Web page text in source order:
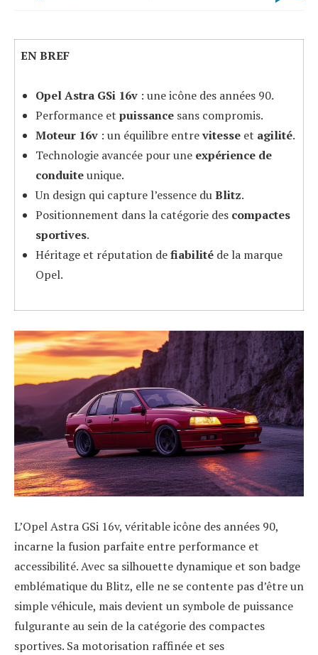
EN BREF
Opel Astra GSi 16v: une icône des années 90.
Performance et puissancesans compromis.
Moteur 16v: un équilibre entrevitesseet agilité.
Technologie avancée pour une expérience de
conduiteunique.
Un design qui capture l’essence duBlitz.
Positionnement dans la catégorie des compactes
sportives.
Héritage et réputation defiabilitéde la marque
Opel.
L’Opel Astra GSi 16v, véritable icône des années 90,
incarne la fusion parfaite entre performance et
accessibilité. Avec sa silhouette dynamique et son badge
emblématique du Blitz, elle ne se contente pas d’être un
simple véhicule, mais devient un symbole de puissance
fulgurante au sein de la catégorie des compactes
sportives. Sa motorisation raffinée et ses